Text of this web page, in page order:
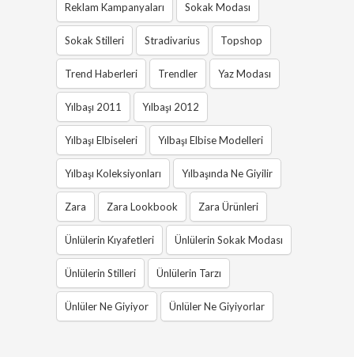
Reklam Kampanyaları Sokak Modası
Sokak Stilleri Stradivarius Topshop
Trend Haberleri Trendler Yaz Modası
Yılbaşı 2011 Yılbaşı 2012
Yılbaşı Elbiseleri Yılbaşı Elbise Modelleri
Yılbaşı Koleksiyonları Yılbaşında Ne Giyilir
Zara Zara Lookbook Zara Ürünleri
Ünlülerin Kıyafetleri Ünlülerin Sokak Modası
Ünlülerin Stilleri Ünlülerin Tarzı
Ünlüler Ne Giyiyor Ünlüler Ne Giyiyorlar